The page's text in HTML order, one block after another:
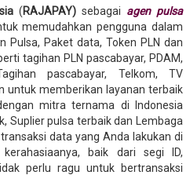
(RAJAPAY) sebagai agen pulsa
memudahkan pengguna dalam
Pulsa, Paket data, Token PLN dan
tagihan PLN pascabayar, PDAM,
pascabayar, Telkom, TV
untuk memberikan layanan terbaik
mitra ternama di Indonesia
Suplier pulsa terbaik dan Lembaga
data yang Anda lakukan di
baik dari segi ID,
perlu ragu untuk bertransaksi